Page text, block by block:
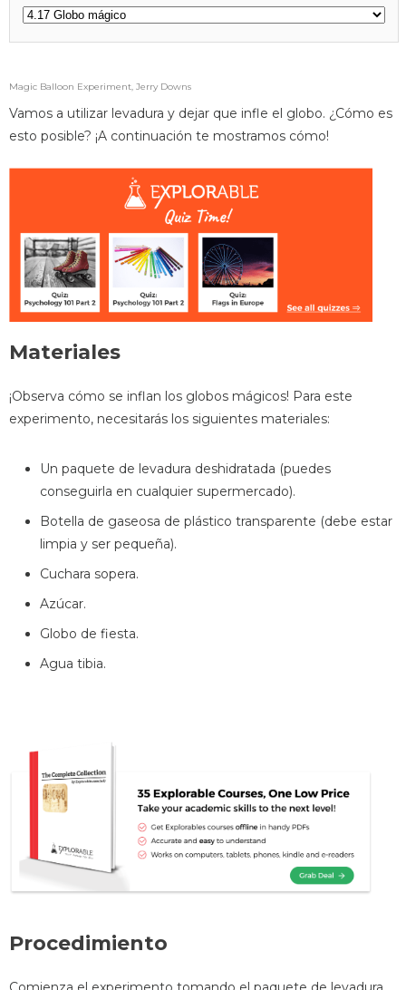
Magic Balloon Experiment, Jerry Downs
Vamos a utilizar levadura y dejar que infle el globo. ¿Cómo es
esto posible? ¡A continuación te mostramos cómo!
Materiales
¡Observa cómo se inflan los globos mágicos! Para este
experimento, necesitarás los siguientes materiales:
Un paquete de levadura deshidratada (puedes
conseguirla en cualquier supermercado).
Botella de gaseosa de plástico transparente (debe estar
limpia y ser pequeña).
Cuchara sopera.
Azúcar.
Globo de fiesta.
Agua tibia.
Procedimiento